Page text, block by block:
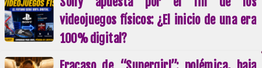
videojuegos físicos: ¿El inicio de una era
100% digital?